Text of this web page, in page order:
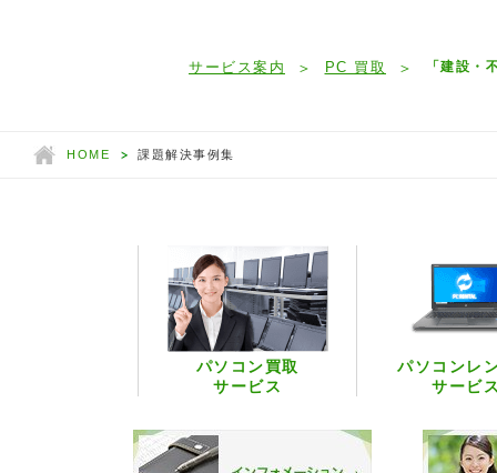
サービス案内 PC 買取 「建設・
HOME 課題解決事例集
パソコン買取
サービス
パソコンレ
サービ